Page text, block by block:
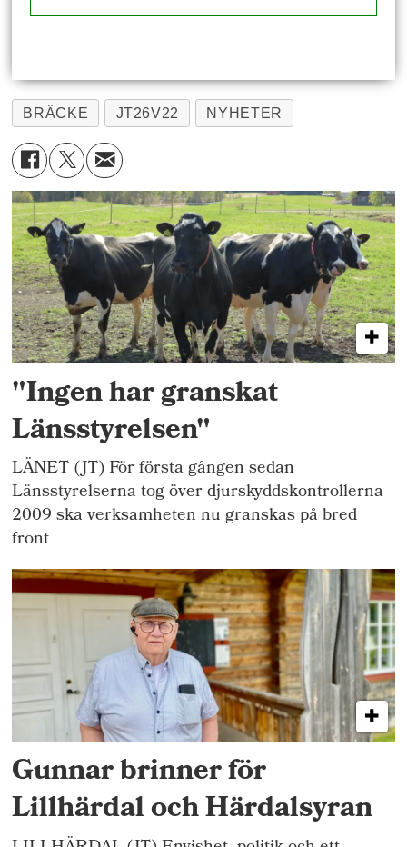
BRÄCKE JT26V22 NYHETER
"Ingen har granskat
Länsstyrelsen"
LÄNET (JT) För första gången sedan
Länsstyrelserna tog över djurskyddskontrollerna
2009 ska verksamheten nu granskas på bred
front
Gunnar brinner för
Lillhärdal och Härdalsyran